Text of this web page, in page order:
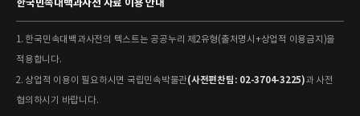
한국민속대백과사전 자료 이용 안내
1. 한국민속대백과사전의 텍스트는 공공누리 제2유형(출처명시+상업적 이용금지)을
적용합니다.
2. 상업적 이용이 필요하시면 국립민속박물관(사전편찬팀: 02-3704-3225)과 사전
협의하시기 바랍니다.